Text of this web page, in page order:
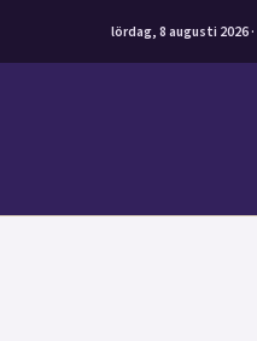
lördag, 8 augusti 2026 ·